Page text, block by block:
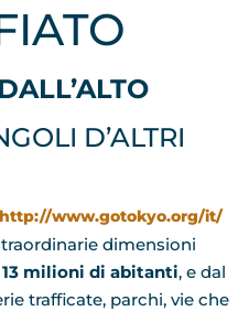
D’ALTRI
http://www.gotokyo.org/it/
dimensioni
13 milioni di abitanti, e dal
trafficate, parchi, vie che